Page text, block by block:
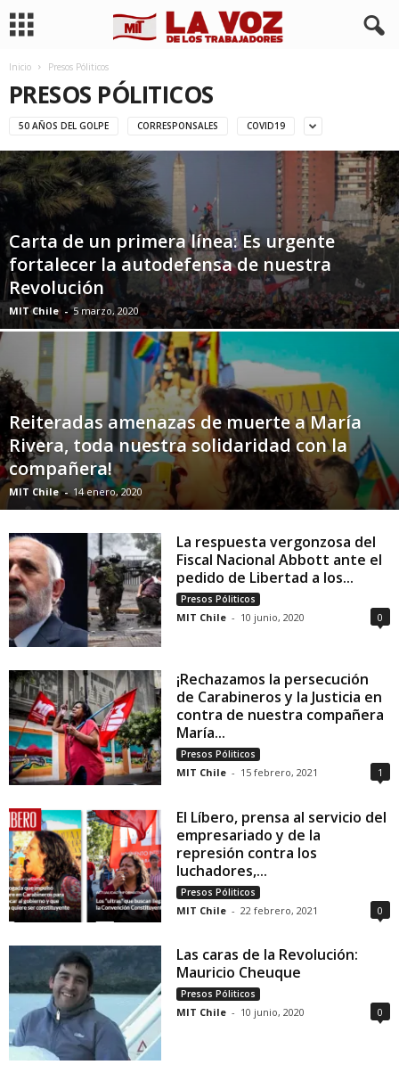
Inicio Presos Póliticos
PRESOS PÓLITICOS
50 AÑOS DEL GOLPE CORRESPONSALES COVID19
Carta de un primera línea: Es urgente
fortalecer la autodefensa de nuestra
Revolución
MIT Chile - 5 marzo, 2020
Reiteradas amenazas de muerte a María
Rivera, toda nuestra solidaridad con la
compañera!
MIT Chile - 14 enero, 2020
La respuesta vergonzosa del
Fiscal Nacional Abbott ante el
pedido de Libertad a los...
Presos Póliticos
MIT Chile - 10 junio, 2020 0
¡Rechazamos la persecución
de Carabineros y la Justicia en
contra de nuestra compañera
María...
Presos Póliticos
MIT Chile - 15 febrero, 2021 1
El Líbero, prensa al servicio del
empresariado y de la
represión contra los
luchadores,...
Presos Póliticos
MIT Chile - 22 febrero, 2021 0
Las caras de la Revolución:
Mauricio Cheuque
Presos Póliticos
MIT Chile - 10 junio, 2020 0